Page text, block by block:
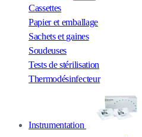
Cassettes
Papier et emballage
Sachets et gaines
Soudeuses
Tests de stérilisation
Thermodésinfecteur
Instrumentation